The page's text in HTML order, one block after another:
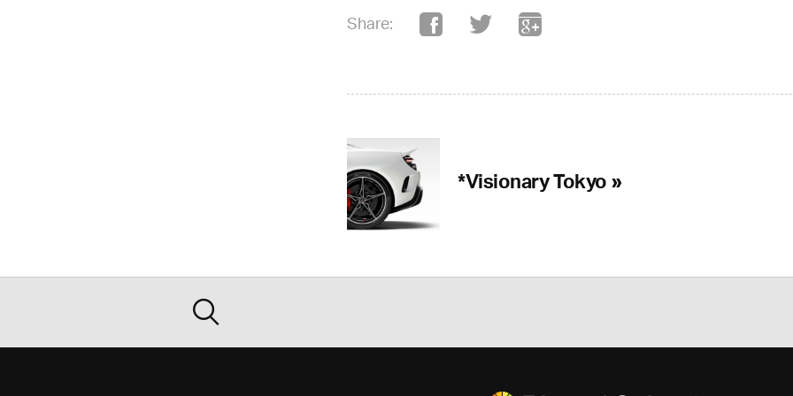
Share:
*Visionary Tokyo »